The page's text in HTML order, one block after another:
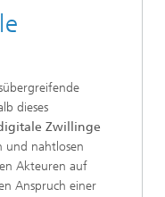
dieses
Zwillinge
und nahtlosen
Akteuren auf
Anspruch einer